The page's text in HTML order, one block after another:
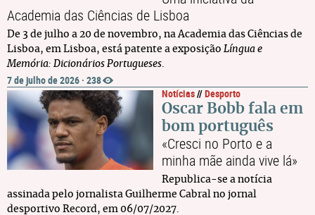
Academia das Ciências de Lisboa
De 3 de julho a 20 de novembro, na Academia das Ciências de
Lisboa, em Lisboa, está patente a exposição Língua e
Memória: Dicionários Portugueses.
7 de julho de 2026 · 238
Notícias//Desporto
Oscar Bobb fala em
bom português
«Cresci no Porto e a
minha mãe ainda vive lá»
Republica-se a notícia
assinada pelo jornalista Guilherme Cabral no jornal
desportivo Record, em 06/07/2027.